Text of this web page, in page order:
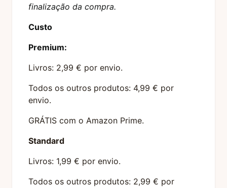
finalização da compra.
Custo
Premium:
Livros: 2,99 € por envio.
Todos os outros produtos: 4,99 € por
envio.
GRÁTIS com o Amazon Prime.
Standard
Livros: 1,99 € por envio.
Todos os outros produtos: 2,99 € por